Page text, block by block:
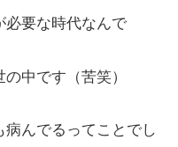
必要な時代なんで
中です（苦笑）
んでるってことでし